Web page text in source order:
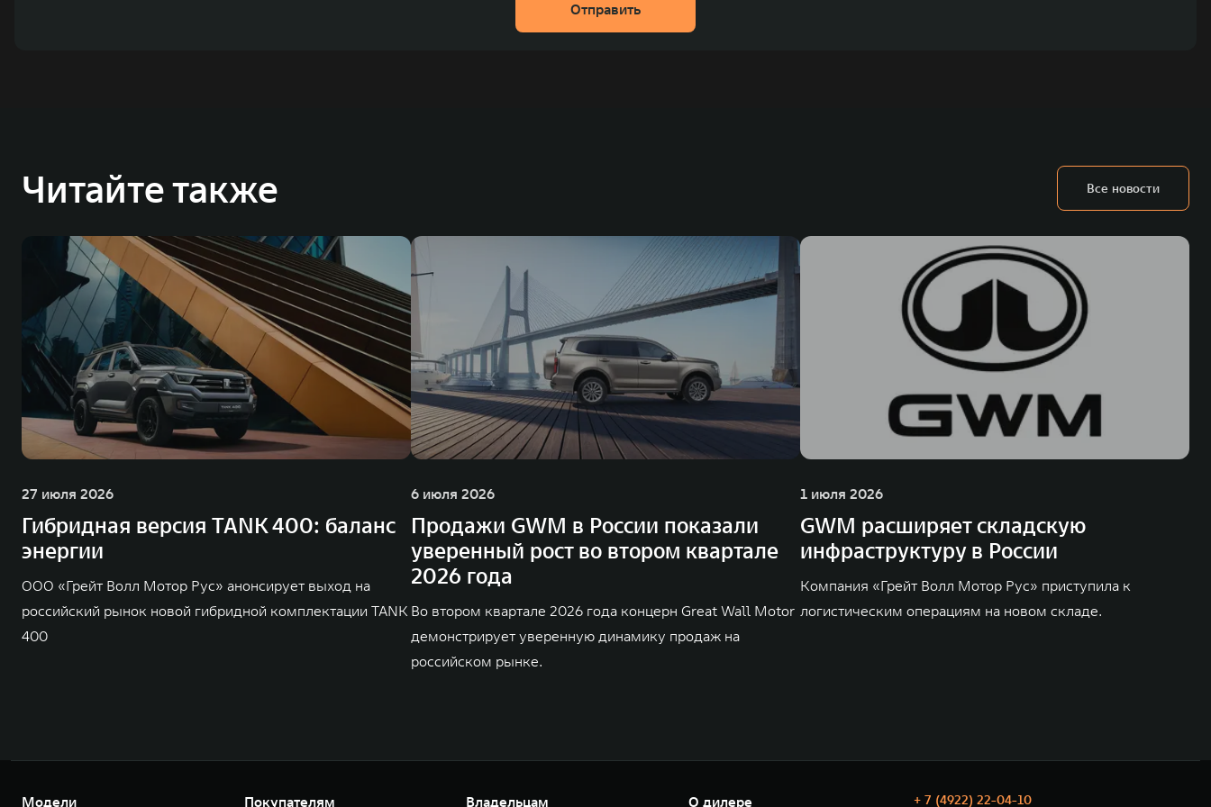
Отправить
Читайте также Все новости
27 июля 2026
Гибридная версия TANK 400: баланс
энергии
ООО «Грейт Волл Мотор Рус» анонсирует выход на
российский рынок новой гибридной комплектации TANK
400
6 июля 2026
Продажи GWM в России показали
уверенный рост во втором квартале
2026 года
Во втором квартале 2026 года концерн Great Wall Motor
демонстрирует уверенную динамику продаж на
российском рынке.
1 июля 2026
GWM расширяет складскую
инфраструктуру в России
Компания «Грейт Волл Мотор Рус» приступила к
логистическим операциям на новом складе.
Модели Покупателям Владельцам О дилере + 7 (4922) 22-04-10